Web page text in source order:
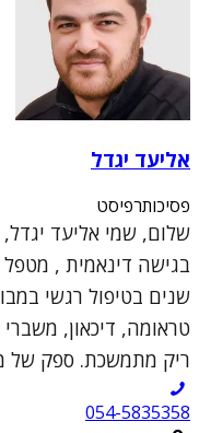
אליעד יגדל
פסיכותרפיסט
שלום, שמי אליעד יגדל,
שנים בטיפול רגשי
טראומה, דיכאון,
ריק מתמשכת. ספק של
054-5835358